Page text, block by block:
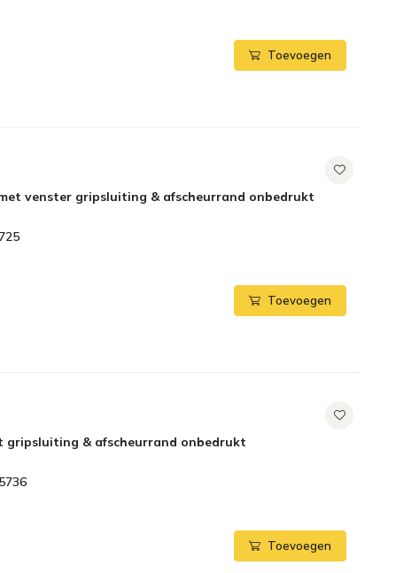
Toevoegen
venster gripsluiting & afscheurrand onbedrukt
Toevoegen
gripsluiting & afscheurrand onbedrukt
Toevoegen